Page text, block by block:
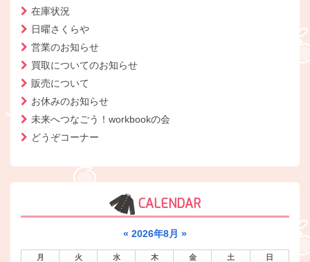
在庫状況
日曜さくらや
営業のお知らせ
買取についてのお知らせ
販売について
お休みのお知らせ
未来へつなごう！workbookの会
どうぞコーナー
CALENDAR
« 2026年8月 »
月 火 水 木 金 土
日